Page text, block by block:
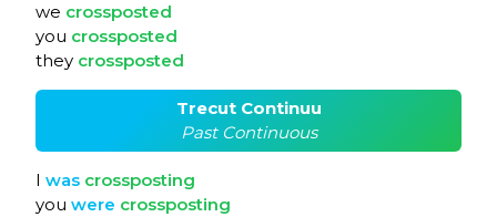
we crossposted
you crossposted
they crossposted
Trecut Continuu
Past Continuous
I was crossposting
you were crossposting